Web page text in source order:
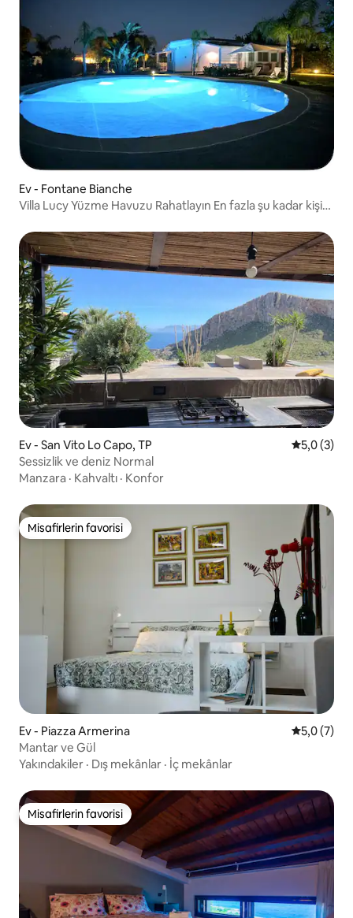
Ev - Fontane Bianche
Villa Lucy Yüzme Havuzu Rahatlayın En fazla şu kadar kişi
Ev - San Vito Lo Capo, TP 55,0 (3)
Sessizlik ve deniz Normal
Manzara · Kahvaltı · Konfor
Misafirlerin favorisi
Misafirlerin favorisi
Ev - Piazza Armerina 55,0 (7)
Mantar ve Gül
Yakındakiler · Dış mekânlar · İç mekânlar
Misafirlerin favorisi
Misafirlerin favorisi